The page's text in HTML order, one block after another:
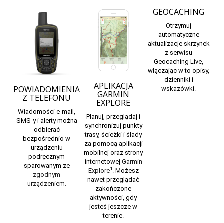
POWIADOMIENIA
Z TELEFONU
Wiadomości e-mail,
SMS-y i alerty można
odbierać
bezpośrednio w
urządzeniu
podręcznym
sparowanym ze
zgodnym
urządzeniem.
APLIKACJA
GARMIN
EXPLORE
Planuj, przeglądaj i
synchronizuj punkty
trasy, ścieżki i ślady
za pomocą aplikacji
mobilnej oraz strony
internetowej Garmin
Explore1
. Możesz
nawet przeglądać
zakończone
aktywności, gdy
jesteś jeszcze w
terenie.
GEOCACHING
Otrzymuj
automatyczne
aktualizacje skrzynek
z serwisu
Geocaching Live,
włączając w to opisy,
dzienniki i
wskazówki.